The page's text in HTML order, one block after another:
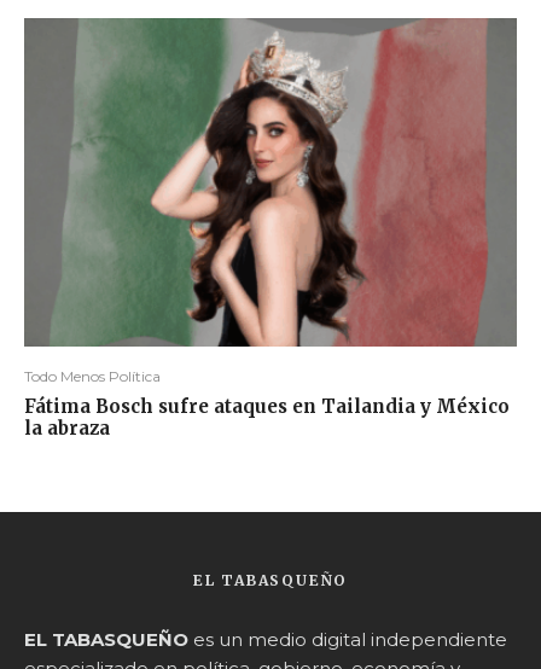
Todo Menos Política
Fátima Bosch sufre ataques en Tailandia y México
la abraza
EL TABASQUEÑO
EL TABASQUEÑO es un medio digital independiente